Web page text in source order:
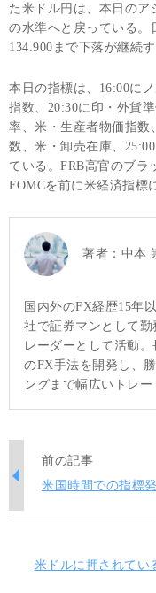
た米ドル円は、本日のア
の水準へと戻っている。
134.900まで下落が継続
本日の指標は、16:00に
指数、20:30に印・外貨
率、米・生産者物価指数
数、米・卸売在庫、
ている。FRB高官のブラ
FOMCを前に米経済指標
著者： 中本
国内外のFX経歴15年
社で証券マンとして
レーダーとして活動
のFX手法を開発し、
ングまで幅広いトレー
前の記事
米国時間での指標
米ドルに押されてい